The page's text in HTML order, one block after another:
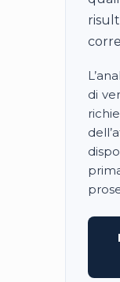
di